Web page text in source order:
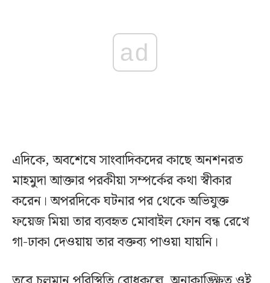
ad
এদিকে, অবশেষে সাংবাদিকদের কাছে অনশনরত
মাহমুদা আক্তার পরকীয়া সম্পর্কের কথা স্বীকার
করেন। অপরদিকে ঘটনার পর থেকে অভিযুক্ত
ফয়েজ মিয়া তার ব্যবহৃত মোবাইল ফোন বন্ধ রেখে
গা-ঢাকা দেওয়ায় তার বক্তব্য পাওয়া যায়নি।